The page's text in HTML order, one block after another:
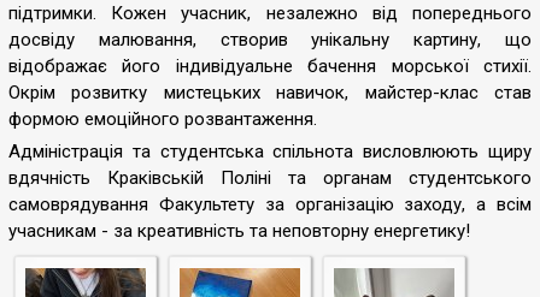
підтримки. Кожен учасник, незалежно від попереднього
досвіду малювання, створив унікальну картину, що
відображає його індивідуальне бачення морської стихії.
Окрім розвитку мистецьких навичок, майстер-клас став
формою емоційного розвантаження.
Адміністрація та студентська спільнота висловлюють щиру
вдячність Краківській Поліні та органам студентського
самоврядування Факультету за організацію заходу, а всім
учасникам - за креативність та неповторну енергетику!